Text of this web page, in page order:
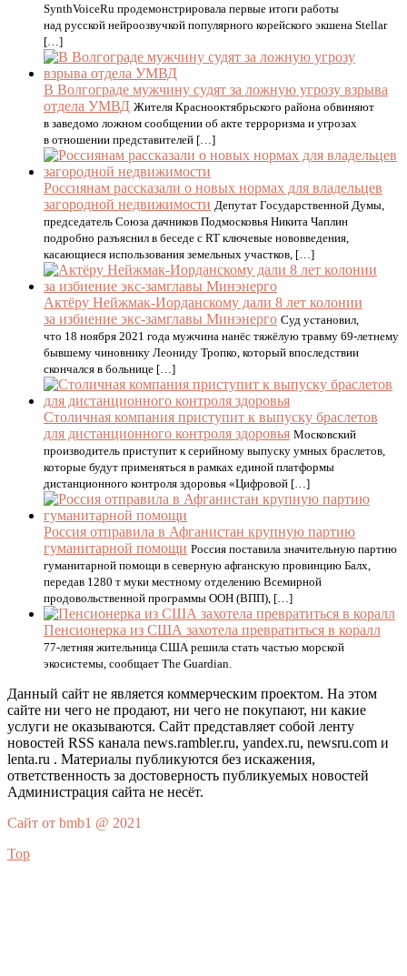
SynthVoiceRu продемонстрировала первые итоги работы
над русской нейроозвучкой популярного корейского экшена Stellar
[…]
В Волгограде мужчину судят за ложную угрозу взрыва
отдела УМВД Жителя Краснооктябрьского района обвиняют
в заведомо ложном сообщении об акте терроризма и угрозах
в отношении представителей […]
Россиянам рассказали о новых нормах для владельцев
загородной недвижимости Депутат Государственной Думы,
председатель Союза дачников Подмосковья Никита Чаплин
подробно разъяснил в беседе с RT ключевые нововведения,
касающиеся использования земельных участков, […]
Актёру Нейжмак-Иорданскому дали 8 лет колонии
за избиение экс-замглавы Минэнерго Суд установил,
что 18 ноября 2021 года мужчина нанёс тяжёлую травму 69-летнему
бывшему чиновнику Леониду Тропко, который впоследствии
скончался в больнице […]
Столичная компания приступит к выпуску браслетов
для дистанционного контроля здоровья Московский
производитель приступит к серийному выпуску умных браслетов,
которые будут применяться в рамках единой платформы
дистанционного контроля здоровья «Цифровой […]
Россия отправила в Афганистан крупную партию
гуманитарной помощи Россия поставила значительную партию
гуманитарной помощи в северную афганскую провинцию Балх,
передав 1280 т муки местному отделению Всемирной
продовольственной программы ООН (ВПП), […]
Пенсионерка из США захотела превратиться в коралл
77-летняя жительница США решила стать частью морской
экосистемы, сообщает The Guardian.
Данный сайт не является коммерческим проектом. На этом
сайте ни чего не продают, ни чего не покупают, ни какие
услуги не оказываются. Сайт представляет собой ленту
новостей RSS канала news.rambler.ru, yandex.ru, newsru.com и
lenta.ru . Материалы публикуются без искажения,
ответственность за достоверность публикуемых новостей
Администрация сайта не несёт.
Сайт от bmb1 @ 2021
Top